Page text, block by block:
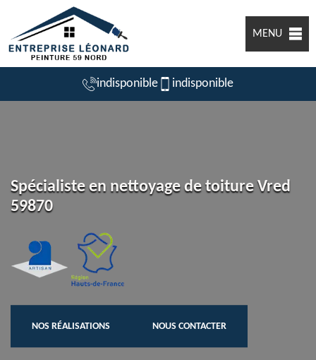
MENU
indisponible indisponible
Spécialiste en nettoyage de toiture Vred
59870
NOS RÉALISATIONS NOUS CONTACTER